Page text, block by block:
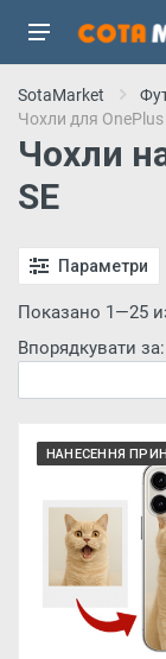
SotaMarket
Чохли для
Чохли
SE
Параметри
Показано 1—25
Впорядкувати за:
НАНЕСЕННЯ